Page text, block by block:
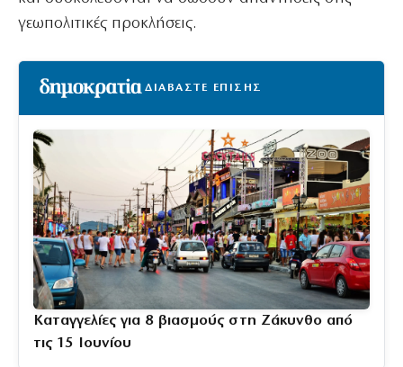
γεωπολιτικές προκλήσεις.
ΔΙΑΒΑΣΤΕ ΕΠΙΣΗΣ
Καταγγελίες για 8 βιασμούς στη Ζάκυνθο από
τις 15 Ιουνίου